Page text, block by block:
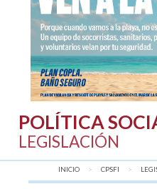
POLÍTICA
LEGISLACIÓN
INICIO CPSFI